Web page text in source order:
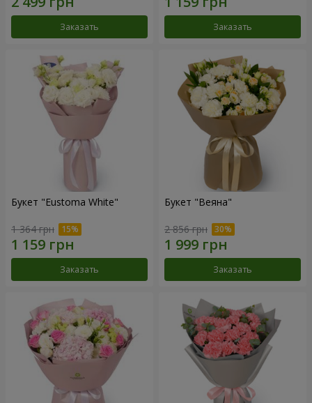
Заказать Заказать
Букет "Eustoma White"
1 364 грн
Заказать
Букет "Веяна"
2 856 грн
Заказать